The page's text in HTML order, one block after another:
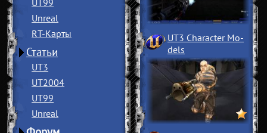
UT99
Unreal
RT-Карты
Статьи
UT3
UT2004
UT99
Unreal
UT3 Character Mo­
dels